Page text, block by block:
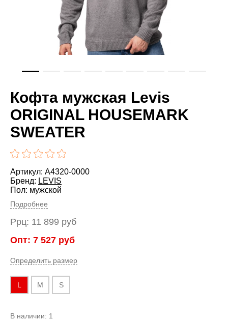
Кофта мужская Levis
ORIGINAL HOUSEMARK
SWEATER
Артикул: A4320-0000
Бренд: LEVIS
Пол: мужской
Подробнее
Ррц: 11 899 руб
Опт: 7 527 руб
Определить размер
L M S
В наличии: 1